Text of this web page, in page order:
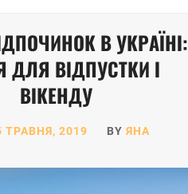
В УКРАЇНІ:
ДЛЯ ВІДПУСТКИ І
ВІКЕНДУ
ТРАВНЯ, 2019 BY ЯНА